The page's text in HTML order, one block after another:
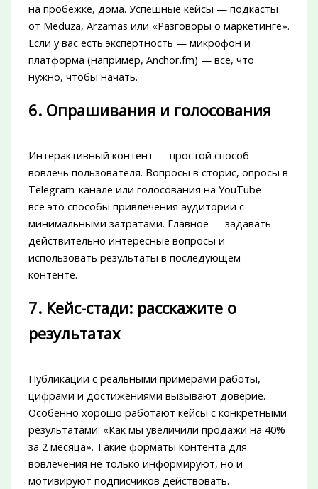
на пробежке, дома. Успешные кейсы — подкасты
от Meduza, Arzamas или «Разговоры о маркетинге».
Если у вас есть экспертность — микрофон и
платформа (например, Anchor.fm) — всё, что
нужно, чтобы начать.
6. Опрашивания и голосования
Интерактивный контент — простой способ
вовлечь пользователя. Вопросы в сторис, опросы в
Telegram-канале или голосования на YouTube —
все это способы привлечения аудитории с
минимальными затратами. Главное — задавать
действительно интересные вопросы и
использовать результаты в последующем
контенте.
7. Кейс-стади: расскажите о
результатах
Публикации с реальными примерами работы,
цифрами и достижениями вызывают доверие.
Особенно хорошо работают кейсы с конкретными
результатами: «Как мы увеличили продажи на 40%
за 2 месяца». Такие форматы контента для
вовлечения не только информируют, но и
мотивируют подписчиков действовать.